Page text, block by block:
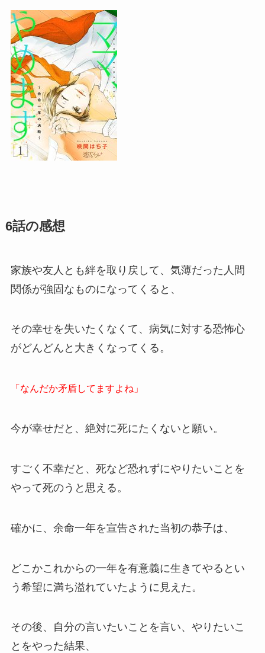
6話の感想
家族や友人とも絆を取り戻して、気薄だった人間
関係が強固なものになってくると、
その幸せを失いたくなくて、病気に対する恐怖心
がどんどんと大きくなってくる。
「なんだか矛盾してますよね」
今が幸せだと、絶対に死にたくないと願い。
すごく不幸だと、死など恐れずにやりたいことを
やって死のうと思える。
確かに、余命一年を宣告された当初の恭子は、
どこかこれからの一年を有意義に生きてやるとい
う希望に満ち溢れていたように見えた。
その後、自分の言いたいことを言い、やりたいこ
とをやった結果、